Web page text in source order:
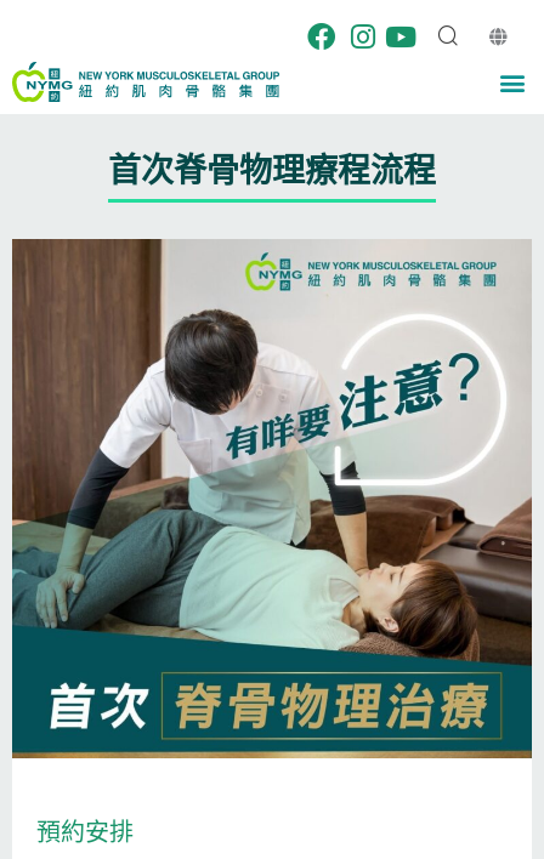
content
首次脊骨物理療程流程
預約安排